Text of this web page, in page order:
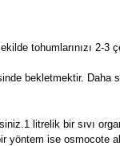
tohumlarınızı 2-3
bekletmektir. Daha
litrelik bir sıvı
yöntem ise osmocote